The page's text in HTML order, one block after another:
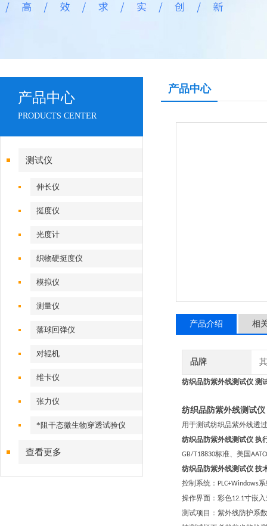
产品中心
PRODUCTS CENTER
测试仪
伸长仪
挺度仪
光度计
织物硬挺度仪
模拟仪
测量仪
落球回弹仪
对辊机
维卡仪
张力仪
*阻干态微生物穿透试验仪
查看更多
产品中心
产品介绍 相
品牌
纺织品防紫外线测试仪 测
纺织品防紫外线测试仪
用于测试纺织品紫外线透
纺织品防紫外线测试仪 执
GB/T18830标准、美国
纺织品防紫外线测试仪 技
控制系统： PLC+Windows
操作界面：彩色12.1寸嵌
测试项目： 紫外线防护系数